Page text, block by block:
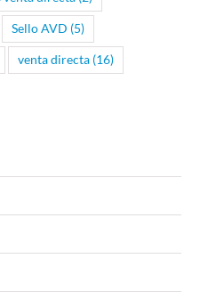
Sello AVD (5)
venta directa (16)